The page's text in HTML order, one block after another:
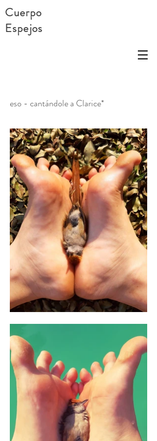
Cuerpo
Espejos
eso - cantándole a Clarice*